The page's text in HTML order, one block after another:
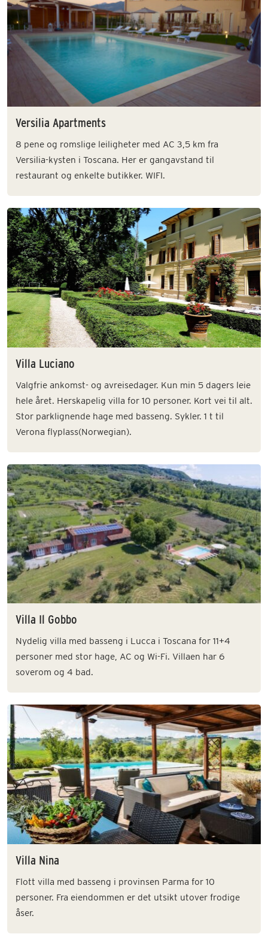
Versilia Apartments
8 pene og romslige leiligheter med AC 3,5 km fra
Versilia-kysten i Toscana. Her er gangavstand til
restaurant og enkelte butikker. WIFI.
Villa Luciano
Valgfrie ankomst- og avreisedager. Kun min 5 dagers leie
hele året. Herskapelig villa for 10 personer. Kort vei til alt.
Stor parklignende hage med basseng. Sykler. 1 t til
Verona flyplass(Norwegian).
Villa Il Gobbo
Nydelig villa med basseng i Lucca i Toscana for 11+4
personer med stor hage, AC og Wi-Fi. Villaen har 6
soverom og 4 bad.
Villa Nina
Flott villa med basseng i provinsen Parma for 10
personer. Fra eiendommen er det utsikt utover frodige
åser.